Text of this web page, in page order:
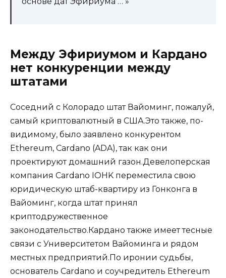
Между Эфириумом и Кардано
нет конкуренции между
штатами
Соседний с Колорадо штат Вайоминг, пожалуй,
самый криптовалютный в США.Это также, по-
видимому, было заявлено конкурентом
Ethereum, Cardano (ADA), так как они
проектируют домашний газон.Девелоперская
компания Cardano IOHK переместила свою
юридическую штаб-квартиру из Гонконга в
Вайоминг, когда штат принял
криптодружественное
законодательство.Кардано также имеет тесные
связи с Университетом Вайоминга и рядом
местных предприятий.По иронии судьбы,
основатель Cardano и соучредитель Ethereum